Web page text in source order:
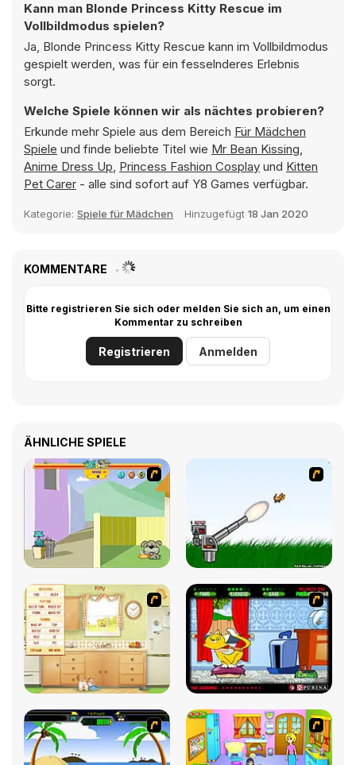
Kann man Blonde Princess Kitty Rescue im
Vollbildmodus spielen?
Ja, Blonde Princess Kitty Rescue kann im Vollbildmodus
gespielt werden, was für ein fesselnderes Erlebnis
sorgt.
Welche Spiele können wir als nächtes probieren?
Erkunde mehr Spiele aus dem Bereich Für Mädchen
Spiele und finde beliebte Titel wie Mr Bean Kissing,
Anime Dress Up, Princess Fashion Cosplay und Kitten
Pet Carer - alle sind sofort auf Y8 Games verfügbar.
Kategorie: Spiele für Mädchen Hinzugefügt 18 Jan 2020
KOMMENTARE
Bitte registrieren Sie sich oder melden Sie sich an, um einen
Kommentar zu schreiben
Registrieren Anmelden
ÄHNLICHE SPIELE